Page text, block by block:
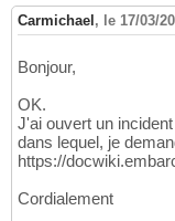
Carmichael , le 17/03/
Bonjour,
OK.
J'ai ouvert un
dans lequel, je
https://
Cordialement